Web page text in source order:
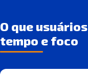
O que
tempo e foco